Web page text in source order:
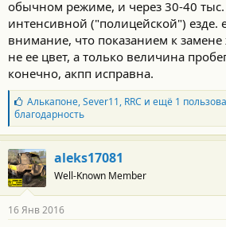
обычном режиме, и через 30-40
интенсивной ("полицейской") езде.
внимание, что показанием к замене
не ее цвет, а только величина
конечно, акпп исправна.
Б
л
а
г
о
д
а
р
о
Алькапоне,Sever11, RRC и ещё 1
благодарность
aleks17081
Well-Known Member
16 Янв 2016